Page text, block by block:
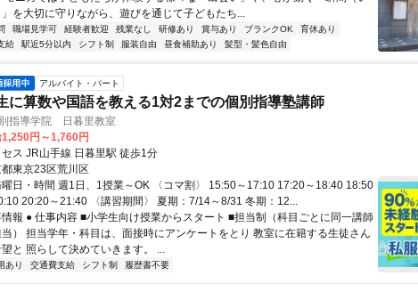
」を大切に守りながら、遊びを通じて子どもたち...
職場見学可 経験者歓迎 残業なし 研修あり 賞与あり ブランクOK
育休あり
給
駅近5分以内 シフト制 服装自由 昼食補助あり 髪型・髪色自由
アルバイト・パート
に算数や国語を教える1対2までの個別指導塾講師
指導学院 日暮里教室
1,250円～1,760円
セス JR山手線 日暮里駅 徒歩1分
東京23区荒川区
日・時間 週1日、1授業～OK 〈コマ割〉 15:50～17:10 17:20～18:40 18:50
20:20～21:40 〈講習期間〉 夏期：7/14～8/31 冬期：12...
報 ● 仕事内容 ■小学生向け授業からスタート ■担当制（科目ごとに同一講師
） 担当学年・科目は、面接時にアンケートをとり 教室に在籍する生徒さん
と 照らして決めていきます。 ...
あり 交通費支給 シフト制 履歴書不要